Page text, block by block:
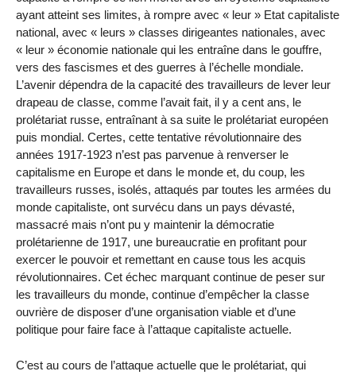
ayant atteint ses limites, à rompre avec « leur » Etat capitaliste
national, avec « leurs » classes dirigeantes nationales, avec
« leur » économie nationale qui les entraîne dans le gouffre,
vers des fascismes et des guerres à l’échelle mondiale.
L’avenir dépendra de la capacité des travailleurs de lever leur
drapeau de classe, comme l’avait fait, il y a cent ans, le
prolétariat russe, entraînant à sa suite le prolétariat européen
puis mondial. Certes, cette tentative révolutionnaire des
années 1917-1923 n’est pas parvenue à renverser le
capitalisme en Europe et dans le monde et, du coup, les
travailleurs russes, isolés, attaqués par toutes les armées du
monde capitaliste, ont survécu dans un pays dévasté,
massacré mais n’ont pu y maintenir la démocratie
prolétarienne de 1917, une bureaucratie en profitant pour
exercer le pouvoir et remettant en cause tous les acquis
révolutionnaires. Cet échec marquant continue de peser sur
les travailleurs du monde, continue d’empêcher la classe
ouvrière de disposer d’une organisation viable et d’une
politique pour faire face à l’attaque capitaliste actuelle.
C’est au cours de l’attaque actuelle que le prolétariat, qui